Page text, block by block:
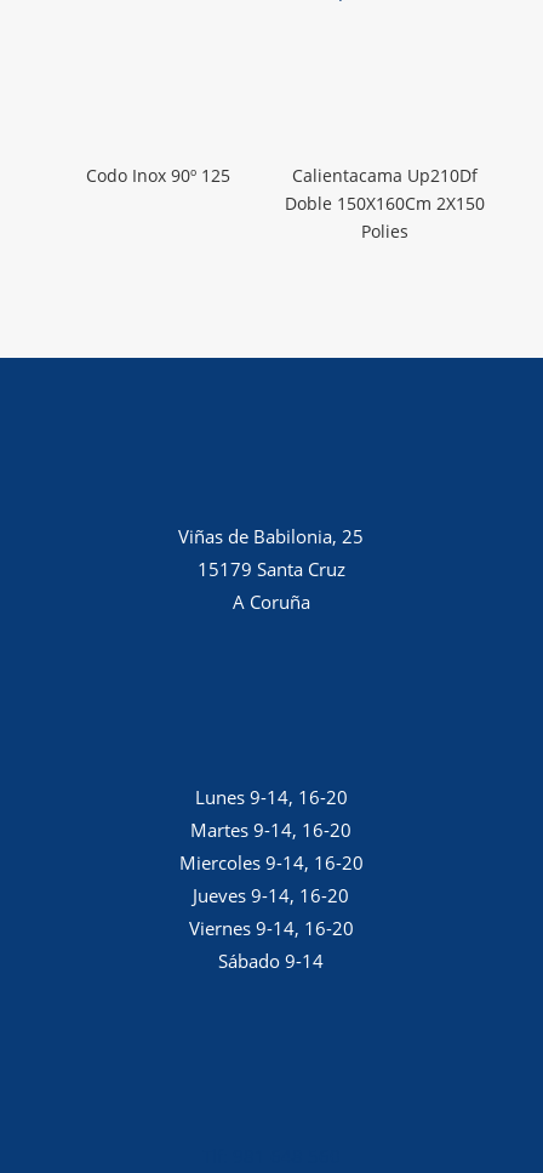
Codo Inox 90º 125
Calientacama Up210Df
Doble 150X160Cm 2X150
Polies
Viñas de Babilonia, 25
15179 Santa Cruz
A Coruña
Lunes 9-14, 16-20
Martes 9-14, 16-20
Miercoles 9-14, 16-20
Jueves 9-14, 16-20
Viernes 9-14, 16-20
Sábado 9-14